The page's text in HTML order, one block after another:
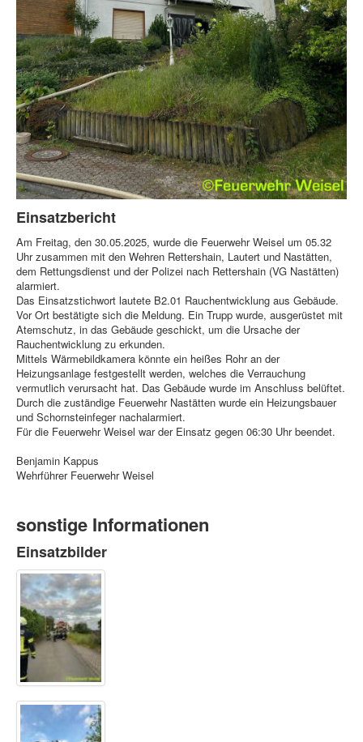
Einsatzbericht
Am Freitag, den 30.05.2025, wurde die Feuerwehr Weisel um 05.32
Uhr zusammen mit den Wehren Rettershain, Lautert und Nastätten,
dem Rettungsdienst und der Polizei nach Rettershain (VG Nastätten)
alarmiert.
Das Einsatzstichwort lautete B2.01 Rauchentwicklung aus Gebäude.
Vor Ort bestätigte sich die Meldung. Ein Trupp wurde, ausgerüstet mit
Atemschutz, in das Gebäude geschickt, um die Ursache der
Rauchentwicklung zu erkunden.
Mittels Wärmebildkamera könnte ein heißes Rohr an der
Heizungsanlage festgestellt werden, welches die Verrauchung
vermutlich verursacht hat. Das Gebäude wurde im Anschluss belüftet.
Durch die zuständige Feuerwehr Nastätten wurde ein Heizungsbauer
und Schornsteinfeger nachalarmiert.
Für die Feuerwehr Weisel war der Einsatz gegen 06:30 Uhr beendet.
Benjamin Kappus
Wehrführer Feuerwehr Weisel
sonstige Informationen
Einsatzbilder